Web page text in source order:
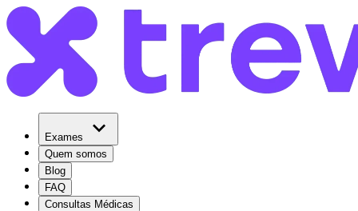
Exames
Quem somos
Blog
FAQ
Consultas Médicas